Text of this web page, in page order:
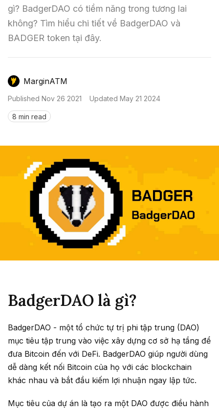
Kinh Nghiệm Đầu Tư
Sàn Giao Dịch
Mô Hình Biểu Đồ Giá
GameFi
Sign in
gì? BadgerDAO có tiềm năng trong tương lai
không? Tìm hiểu chi tiết về BadgerDAO và
BADGER token tại đây.
MarginATM
Published Nov 26 2021 Updated May 21 2024
8 min read
BadgerDAO là gì?
BadgerDAO - một tổ chức tự trị phi tập trung (DAO)
mục tiêu tập trung vào việc xây dựng cơ sở hạ tầng để
đưa Bitcoin đến với DeFi. BadgerDAO giúp người dùng
dễ dàng kết nối Bitcoin của họ với các blockchain
khác nhau và bắt đầu kiếm lợi nhuận ngay lập tức.
Mục tiêu của dự án là tạo ra một DAO được điều hành